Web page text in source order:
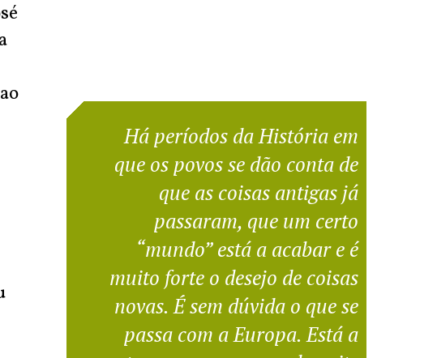
Há períodos da História em
que os povos se dão conta de
que as coisas antigas já
passaram, que um certo
“mundo” está a acabar e é
muito forte o desejo de coisas
novas. É sem dúvida o que se
passa com a Europa. Está a